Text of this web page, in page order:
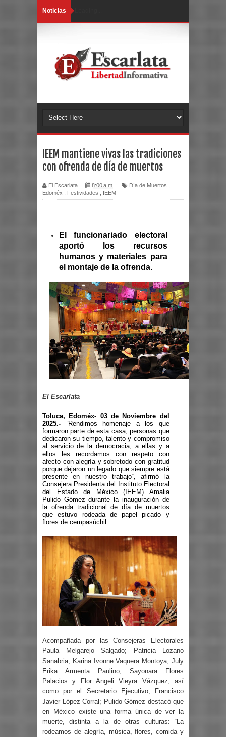
Noticias
IEEM mantiene vivas las tradiciones
con ofrenda de día de muertos
El Escarlata 8:00 a.m. Día de Muertos
Edoméx
Festividades IEEM
El funcionariado electoral
aportó los recursos
humanos y materiales para
el montaje de la ofrenda.
El Escarlata
Toluca, Edoméx- 03 de Noviembre del
2025.-
“Rendimos homenaje a los que
formaron parte de esta casa, personas que
dedicaron su tiempo, talento y compromiso
al servicio de la democracia, a ellas y a
ellos les recordamos con respeto con
afecto con alegría y sobretodo con gratitud
porque dejaron un legado que siempre está
presente en nuestro trabajo”,afirmó la
Consejera Presidenta del Instituto Electoral
del Estado de México (IEEM) Amalia
Pulido Gómez durante la inauguración de
la ofrenda tradicional de día de muertos
que estuvo rodeada de papel picado y
flores de cempasúchil
Acompañada por las Consejeras Electorales
Paula Melgarejo Salgado; Patricia Lozano
Sanabria; Karina Ivonne Vaquera Montoya; July
Erika Armenta Paulino; Sayonara Flores
Palacios y Flor Angeli Vieyra Vázquez; así
como por el Secretario Ejecutivo, Francisco
Javier López Corral; Pulido Gómez destacó que
en México existe una forma única de ver la
muerte, distinta a la de otras culturas: “La
rodeamos de alegría, música, flores, comida y